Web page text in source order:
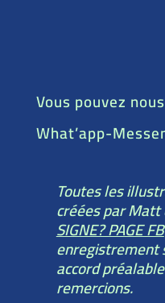
Vous pouvez nous
What’app-
Toutes les
créées par
SIGNE? PAGE FB
enregistrement
accord
remercions.